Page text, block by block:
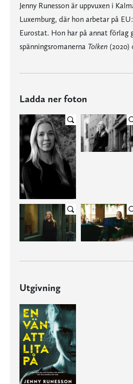
Jenny Runesson är uppvuxen i
Luxemburg, där hon arbetar på
Eurostat. Hon har på annat förlag
spänningsromanerna Tolken (2020)
Ladda ner foton
Utgivning